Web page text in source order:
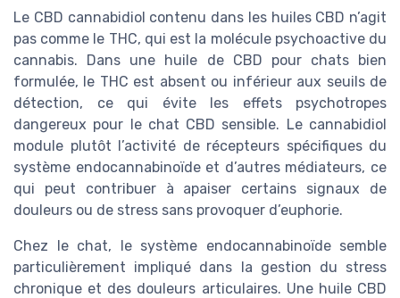
Le CBD cannabidiol contenu dans les huiles CBD n’agit
pas comme le THC, qui est la molécule psychoactive du
cannabis. Dans une huile de CBD pour chats bien
formulée, le THC est absent ou inférieur aux seuils de
détection, ce qui évite les effets psychotropes
dangereux pour le chat CBD sensible. Le cannabidiol
module plutôt l’activité de récepteurs spécifiques du
système endocannabinoïde et d’autres médiateurs, ce
qui peut contribuer à apaiser certains signaux de
douleurs ou de stress sans provoquer d’euphorie.
Chez le chat, le système endocannabinoïde semble
particulièrement impliqué dans la gestion du stress
chronique et des douleurs articulaires. Une huile CBD